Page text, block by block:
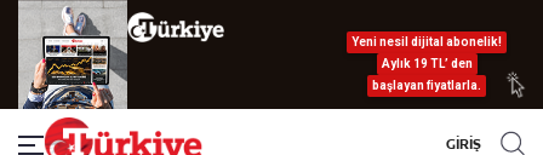
Yeni nesil dijital abonelik!
Aylık 19 TL’ den
başlayan fiyatlarla.
GİRİŞ